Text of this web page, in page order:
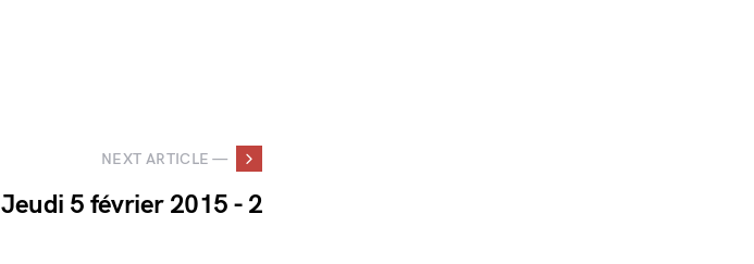
NEXT ARTICLE —
Jeudi 5 février 2015 - 2